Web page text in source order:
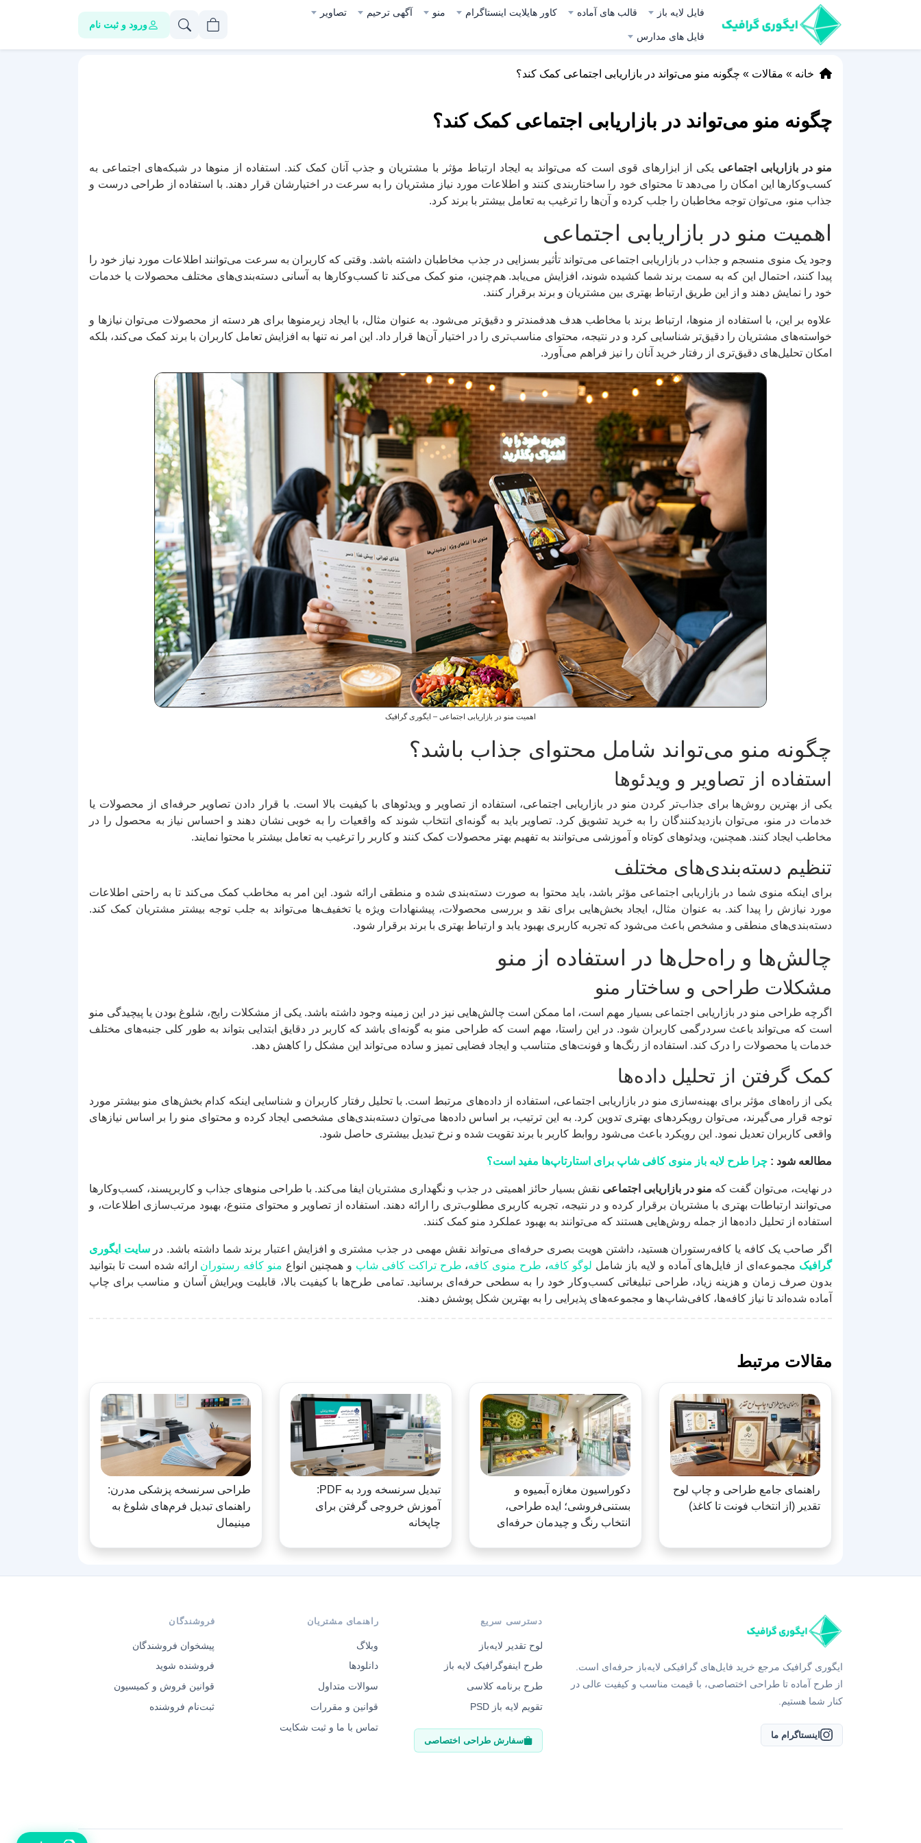
فایل لایه باز قالب های آماده کاور هایلایت اینستاگرام منو آگهی ترحیم تصاویر
فایل های مدارس
ورود و ثبت نام
خانه » مقالات » چگونه منو می‌تواند در بازاریابی اجتماعی کمک کند؟
چگونه منو می‌تواند در بازاریابی اجتماعی کمک کند؟
منو در بازاریابی اجتماعی یکی از ابزارهای قوی است که می‌تواند به ایجاد ارتباط مؤثر با مشتریان و جذب آنان کمک کند. استفاده از منوها در شبکه‌های اجتماعی به
کسب‌وکارها این امکان را می‌دهد تا محتوای خود را ساختاربندی کنند و اطلاعات مورد نیاز مشتریان را به سرعت در اختیارشان قرار دهند. با استفاده از طراحی درست و
جذاب منو، می‌توان توجه مخاطبان را جلب کرده و آن‌ها را ترغیب به تعامل بیشتر با برند کرد.
اهمیت منو در بازاریابی اجتماعی
وجود یک منوی منسجم و جذاب در بازاریابی اجتماعی می‌تواند تأثیر بسزایی در جذب مخاطبان داشته باشد. وقتی که کاربران به سرعت می‌توانند اطلاعات مورد نیاز خود را
پیدا کنند، احتمال این که به سمت برند شما کشیده شوند، افزایش می‌یابد. هم‌چنین، منو کمک می‌کند تا کسب‌وکارها به آسانی دسته‌بندی‌های مختلف محصولات یا خدمات
خود را نمایش دهند و از این طریق ارتباط بهتری بین مشتریان و برند برقرار کنند.
علاوه بر این، با استفاده از منوها، ارتباط برند با مخاطب هدف هدفمندتر و دقیق‌تر می‌شود. به عنوان مثال، با ایجاد زیرمنوها برای هر دسته از محصولات می‌توان نیازها و
خواسته‌های مشتریان را دقیق‌تر شناسایی کرد و در نتیجه، محتوای مناسب‌تری را در اختیار آن‌ها قرار داد. این امر نه تنها به افزایش تعامل کاربران با برند کمک می‌کند، بلکه
امکان تحلیل‌های دقیق‌تری از رفتار خرید آنان را نیز فراهم می‌آورد.
اهمیت منو در بازاریابی اجتماعی – ایگوری گرافیک
چگونه منو می‌تواند شامل محتوای جذاب باشد؟
استفاده از تصاویر و ویدئوها
یکی از بهترین روش‌ها برای جذاب‌تر کردن منو در بازاریابی اجتماعی، استفاده از تصاویر و ویدئوهای با کیفیت بالا است. با قرار دادن تصاویر حرفه‌ای از محصولات یا
خدمات در منو، می‌توان بازدیدکنندگان را به خرید تشویق کرد. تصاویر باید به گونه‌ای انتخاب شوند که واقعیات را به خوبی نشان دهند و احساس نیاز به محصول را در
مخاطب ایجاد کنند. همچنین، ویدئوهای کوتاه و آموزشی می‌توانند به تفهیم بهتر محصولات کمک کنند و کاربر را ترغیب به تعامل بیشتر با محتوا نمایند.
تنظیم دسته‌بندی‌های مختلف
برای اینکه منوی شما در بازاریابی اجتماعی مؤثر باشد، باید محتوا به صورت دسته‌بندی شده و منطقی ارائه شود. این امر به مخاطب کمک می‌کند تا به راحتی اطلاعات
مورد نیازش را پیدا کند. به عنوان مثال، ایجاد بخش‌هایی برای نقد و بررسی محصولات، پیشنهادات ویژه یا تخفیف‌ها می‌تواند به جلب توجه بیشتر مشتریان کمک کند.
دسته‌بندی‌های منطقی و مشخص باعث می‌شود که تجربه کاربری بهبود یابد و ارتباط بهتری با برند برقرار شود.
چالش‌ها و راه‌حل‌ها در استفاده از منو
مشکلات طراحی و ساختار منو
اگرچه طراحی منو در بازاریابی اجتماعی بسیار مهم است، اما ممکن است چالش‌هایی نیز در این زمینه وجود داشته باشد. یکی از مشکلات رایج، شلوغ بودن یا پیچیدگی منو
است که می‌تواند باعث سردرگمی کاربران شود. در این راستا، مهم است که طراحی منو به گونه‌ای باشد که کاربر در دقایق ابتدایی بتواند به طور کلی جنبه‌های مختلف
خدمات یا محصولات را درک کند. استفاده از رنگ‌ها و فونت‌های متناسب و ایجاد فضایی تمیز و ساده می‌تواند این مشکل را کاهش دهد.
کمک گرفتن از تحلیل داده‌ها
یکی از راه‌های مؤثر برای بهینه‌سازی منو در بازاریابی اجتماعی، استفاده از داده‌های مرتبط است. با تحلیل رفتار کاربران و شناسایی اینکه کدام بخش‌های منو بیشتر مورد
توجه قرار می‌گیرند، می‌توان رویکردهای بهتری تدوین کرد. به این ترتیب، بر اساس داده‌ها می‌توان دسته‌بندی‌های مشخصی ایجاد کرده و محتوای منو را بر اساس نیازهای
واقعی کاربران تعدیل نمود. این رویکرد باعث می‌شود روابط کاربر با برند تقویت شده و نرخ تبدیل بیشتری حاصل شود.
مطالعه شود : چرا طرح لایه باز منوی کافی شاپ برای استارتاپ‌ها مفید است؟
در نهایت، می‌توان گفت که منو در بازاریابی اجتماعی نقش بسیار حائز اهمیتی در جذب و نگهداری مشتریان ایفا می‌کند. با طراحی منوهای جذاب و کاربرپسند، کسب‌وکارها
می‌توانند ارتباطات بهتری با مشتریان برقرار کرده و در نتیجه، تجربه کاربری مطلوب‌تری را ارائه دهند. استفاده از تصاویر و محتوای متنوع، بهبود مرتب‌سازی اطلاعات، و
استفاده از تحلیل داده‌ها از جمله روش‌هایی هستند که می‌توانند به بهبود عملکرد منو کمک کنند.
اگر صاحب یک کافه یا کافه‌رستوران هستید، داشتن هویت بصری حرفه‌ای می‌تواند نقش مهمی در جذب مشتری و افزایش اعتبار برند شما داشته باشد. درسایت ایگوری
گرافیک مجموعه‌ای از فایل‌های آماده و لایه باز شامل لوگو کافه، طرح منوی کافه، طرح تراکت کافی شاپ و همچنین انواع منو کافه رستوران ارائه شده است تا بتوانید
بدون صرف زمان و هزینه زیاد، طراحی تبلیغاتی کسب‌وکار خود را به سطحی حرفه‌ای برسانید. تمامی طرح‌ها با کیفیت بالا، قابلیت ویرایش آسان و مناسب برای چاپ
آماده شده‌اند تا نیاز کافه‌ها، کافی‌شاپ‌ها و مجموعه‌های پذیرایی را به بهترین شکل پوشش دهند.
مقالات مرتبط
راهنمای جامع طراحی و چاپ لوح
تقدیر (از انتخاب فونت تا کاغذ)
دکوراسیون مغازه آبمیوه و
بستنی‌فروشی؛ ایده طراحی،
انتخاب رنگ و چیدمان حرفه‌ای
تبدیل سرنسخه ورد به PDF:
آموزش خروجی گرفتن برای
چاپخانه
طراحی سرنسخه پزشکی مدرن:
راهنمای تبدیل فرم‌های شلوغ به
مینیمال
ایگوری گرافیک مرجع خرید فایل‌های گرافیکی لایه‌باز حرفه‌ای است.
از طرح آماده تا طراحی اختصاصی، با قیمت مناسب و کیفیت عالی در
کنار شما هستیم.
اینستاگرام ما
دسترسی سریع
لوح تقدیر لایه‌باز
طرح اینفوگرافیک لایه باز
طرح برنامه کلاسی
تقویم لایه باز PSD
سفارش طراحی اختصاصی
راهنمای مشتریان
وبلاگ
دانلودها
سوالات متداول
قوانین و مقررات
تماس با ما و ثبت شکایت
فروشندگان
پیشخوان فروشندگان
فروشنده شوید
قوانین فروش و کمیسیون
ثبت‌نام فروشنده